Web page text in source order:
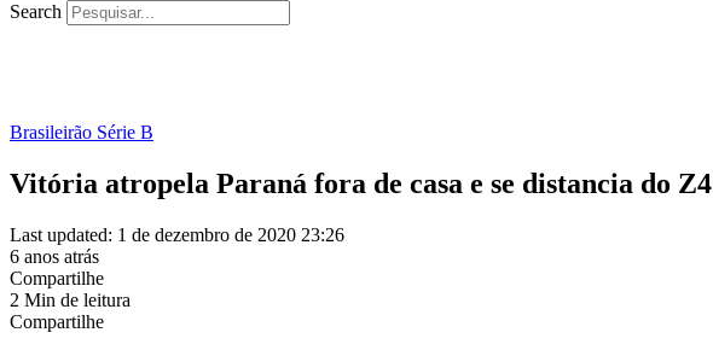
Search
Brasileirão Série B
Vitória atropela Paraná fora de casa e se distancia do Z4
Last updated: 1 de dezembro de 2020 23:26
6 anos atrás
Compartilhe
2 Min de leitura
Compartilhe